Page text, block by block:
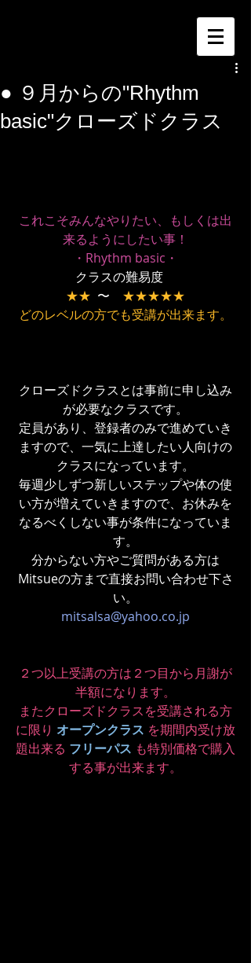
● ９月からの"Rhythm
basic"クローズドクラス
これこそみんなやりたい、もしくは出
来るようにしたい事！
・Rhythm basic・
クラスの難易度
★★
  〜
★★★★★
どのレベルの方でも受講が出来ます。
クローズドクラスとは事前に申し込み
が必要なクラスです。
定員があり、登録者のみで進めていき
ますので、一気に上達したい人向けの
クラスになっています。
毎週少しずつ新しいステップや体の使
い方が増えていきますので、お休みを
なるべくしない事が条件になっていま
す。
分からない方やご質問がある方は
Mitsueの方まで直接お問い合わせ下さ
い。
mitsalsa@yahoo.co.jp
２つ以上受講の方は２つ目から月謝が
半額になります。
またクローズドクラスを受講される方
に限り オープンクラス を期間内受け放
題出来る フリーパス も特別価格で購入
する事が出来ます。